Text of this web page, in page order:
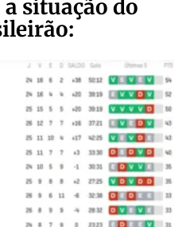
situação do